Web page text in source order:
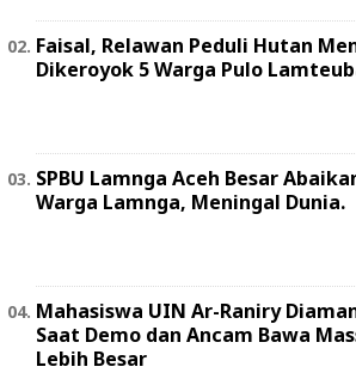
Faisal, Relawan Peduli Hutan
Dikeroyok 5 Warga Pulo
SPBU Lamnga Aceh Besar
Warga Lamnga, Meningal Dunia.
Mahasiswa UIN Ar-Raniry
Saat Demo dan Ancam Bawa
Lebih Besar